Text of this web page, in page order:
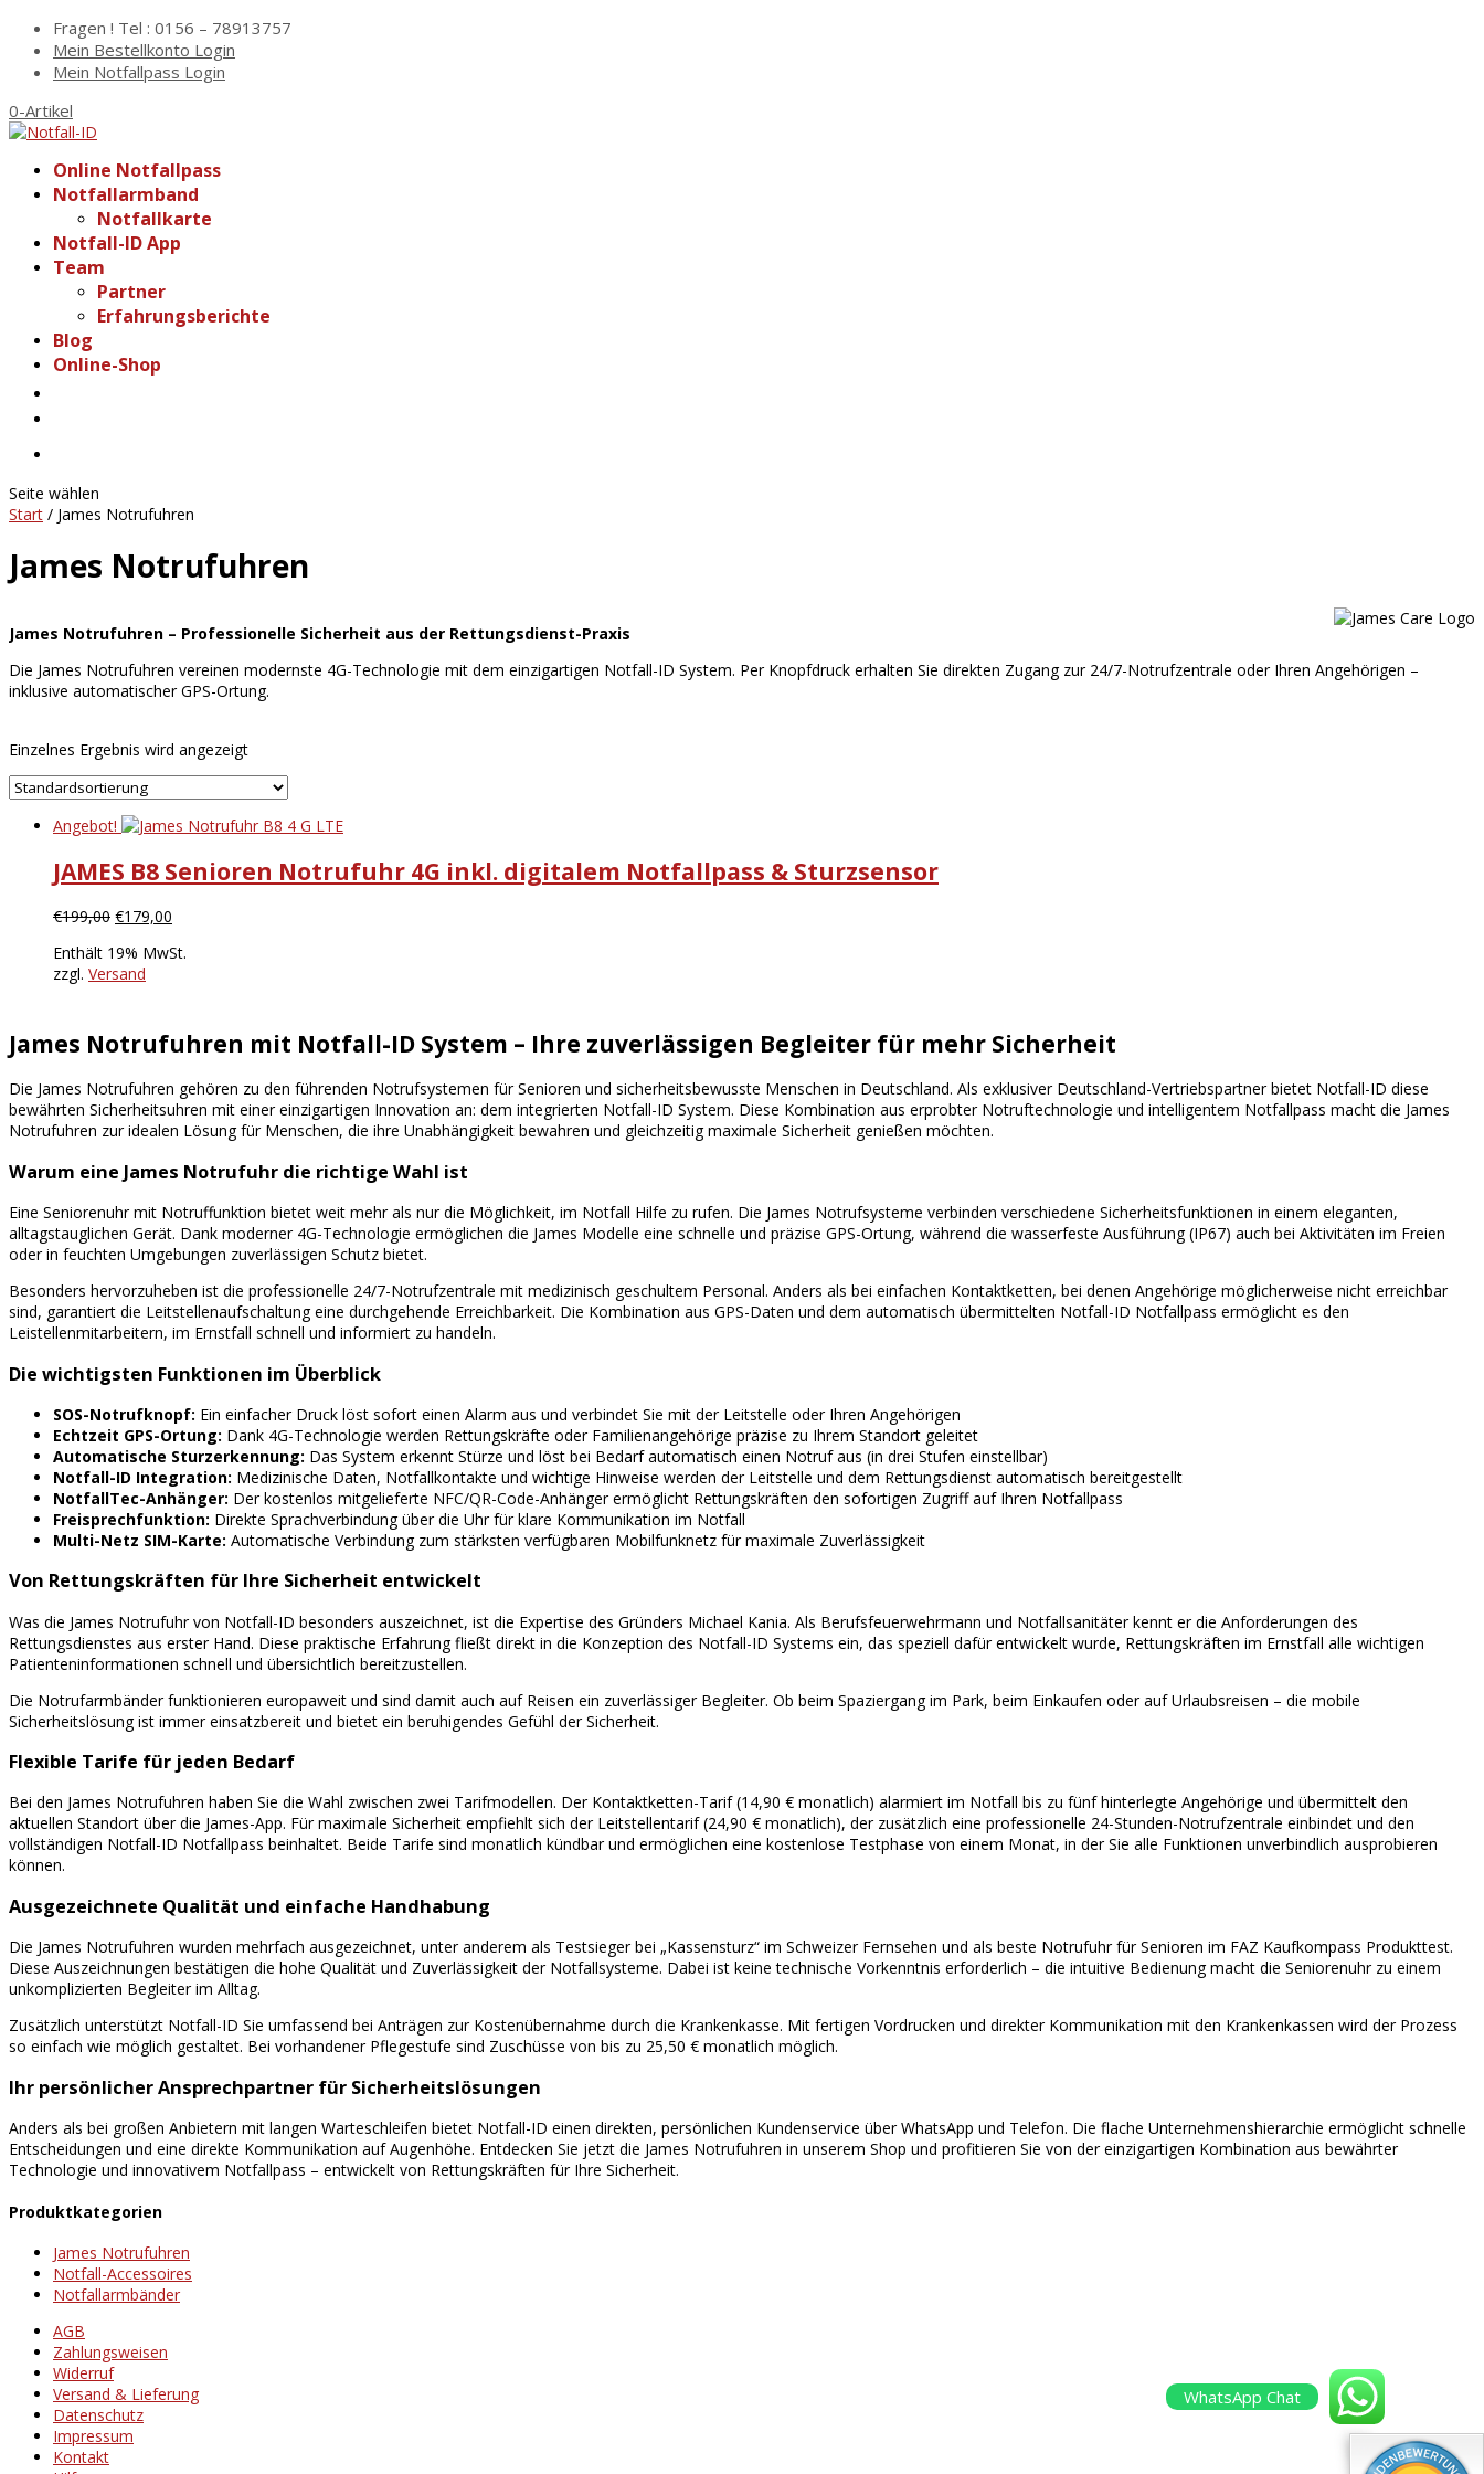
Fragen ! Tel : 0156 – 78913757
Mein Bestellkonto Login
Mein Notfallpass Login
0-Artikel
Online Notfallpass
Notfallarmband
Notfallkarte
Notfall-ID App
Team
Partner
Erfahrungsberichte
Blog
Online-Shop
Seite wählen
Start / James Notrufuhren
James Notrufuhren
James Notrufuhren – Professionelle Sicherheit aus der Rettungsdienst-Praxis
Die James Notrufuhren vereinen modernste 4G-Technologie mit dem einzigartigen Notfall-ID System. Per Knopfdruck erhalten Sie direkten Zugang zur 24/7-Notrufzentrale oder Ihren Angehörigen –
inklusive automatischer GPS-Ortung.
Einzelnes Ergebnis wird angezeigt
Angebot!
JAMES B8 Senioren Notrufuhr 4G inkl. digitalem Notfallpass & Sturzsensor
€199,00 Ursprünglicher
war:
€199,00
€179,00
ist:
Enthält 19% MwSt.
zzgl. Versand
James Notrufuhren mit Notfall-ID System – Ihre zuverlässigen Begleiter für mehr Sicherheit
Die James Notrufuhren gehören zu den führenden Notrufsystemen für Senioren und sicherheitsbewusste Menschen in Deutschland. Als exklusiver Deutschland-Vertriebspartner bietet Notfall-ID diese
bewährten Sicherheitsuhren mit einer einzigartigen Innovation an: dem integrierten Notfall-ID System. Diese Kombination aus erprobter Notruftechnologie und intelligentem Notfallpass macht die James
Notrufuhren zur idealen Lösung für Menschen, die ihre Unabhängigkeit bewahren und gleichzeitig maximale Sicherheit genießen möchten.
Warum eine James Notrufuhr die richtige Wahl ist
Eine Seniorenuhr mit Notruffunktion bietet weit mehr als nur die Möglichkeit, im Notfall Hilfe zu rufen. Die James Notrufsysteme verbinden verschiedene Sicherheitsfunktionen in einem eleganten,
alltagstauglichen Gerät. Dank moderner 4G-Technologie ermöglichen die James Modelle eine schnelle und präzise GPS-Ortung, während die wasserfeste Ausführung (IP67) auch bei Aktivitäten im Freien
oder in feuchten Umgebungen zuverlässigen Schutz bietet.
Besonders hervorzuheben ist die professionelle 24/7-Notrufzentrale mit medizinisch geschultem Personal. Anders als bei einfachen Kontaktketten, bei denen Angehörige möglicherweise nicht erreichbar
sind, garantiert die Leitstellenaufschaltung eine durchgehende Erreichbarkeit. Die Kombination aus GPS-Daten und dem automatisch übermittelten Notfall-ID Notfallpass ermöglicht es den
Leistellenmitarbeitern, im Ernstfall schnell und informiert zu handeln.
Die wichtigsten Funktionen im Überblick
SOS-Notrufknopf: Ein einfacher Druck löst sofort einen Alarm aus und verbindet Sie mit der Leitstelle oder Ihren Angehörigen
Echtzeit GPS-Ortung: Dank 4G-Technologie werden Rettungskräfte oder Familienangehörige präzise zu Ihrem Standort geleitet
Automatische Sturzerkennung: Das System erkennt Stürze und löst bei Bedarf automatisch einen Notruf aus (in drei Stufen einstellbar)
Notfall-ID Integration: Medizinische Daten, Notfallkontakte und wichtige Hinweise werden der Leitstelle und dem Rettungsdienst automatisch bereitgestellt
NotfallTec-Anhänger: Der kostenlos mitgelieferte NFC/QR-Code-Anhänger ermöglicht Rettungskräften den sofortigen Zugriff auf Ihren Notfallpass
Freisprechfunktion: Direkte Sprachverbindung über die Uhr für klare Kommunikation im Notfall
Multi-Netz SIM-Karte: Automatische Verbindung zum stärksten verfügbaren Mobilfunknetz für maximale Zuverlässigkeit
Von Rettungskräften für Ihre Sicherheit entwickelt
Was die James Notrufuhr von Notfall-ID besonders auszeichnet, ist die Expertise des Gründers Michael Kania. Als Berufsfeuerwehrmann und Notfallsanitäter kennt er die Anforderungen des
Rettungsdienstes aus erster Hand. Diese praktische Erfahrung fließt direkt in die Konzeption des Notfall-ID Systems ein, das speziell dafür entwickelt wurde, Rettungskräften im Ernstfall alle wichtigen
Patienteninformationen schnell und übersichtlich bereitzustellen.
Die Notrufarmbänder funktionieren europaweit und sind damit auch auf Reisen ein zuverlässiger Begleiter. Ob beim Spaziergang im Park, beim Einkaufen oder auf Urlaubsreisen – die mobile
Sicherheitslösung ist immer einsatzbereit und bietet ein beruhigendes Gefühl der Sicherheit.
Flexible Tarife für jeden Bedarf
Bei den James Notrufuhren haben Sie die Wahl zwischen zwei Tarifmodellen. Der Kontaktketten-Tarif (14,90 € monatlich) alarmiert im Notfall bis zu fünf hinterlegte Angehörige und übermittelt den
aktuellen Standort über die James-App. Für maximale Sicherheit empfiehlt sich der Leitstellentarif (24,90 € monatlich), der zusätzlich eine professionelle 24-Stunden-Notrufzentrale einbindet und den
vollständigen Notfall-ID Notfallpass beinhaltet. Beide Tarife sind monatlich kündbar und ermöglichen eine kostenlose Testphase von einem Monat, in der Sie alle Funktionen unverbindlich ausprobieren
können.
Ausgezeichnete Qualität und einfache Handhabung
Die James Notrufuhren wurden mehrfach ausgezeichnet, unter anderem als Testsieger bei „Kassensturz“ im Schweizer Fernsehen und als beste Notrufuhr für Senioren im FAZ Kaufkompass Produkttest.
Diese Auszeichnungen bestätigen die hohe Qualität und Zuverlässigkeit der Notfallsysteme. Dabei ist keine technische Vorkenntnis erforderlich – die intuitive Bedienung macht die Seniorenuhr zu einem
unkomplizierten Begleiter im Alltag.
Zusätzlich unterstützt Notfall-ID Sie umfassend bei Anträgen zur Kostenübernahme durch die Krankenkasse. Mit fertigen Vordrucken und direkter Kommunikation mit den Krankenkassen wird der Prozess
so einfach wie möglich gestaltet. Bei vorhandener Pflegestufe sind Zuschüsse von bis zu 25,50 € monatlich möglich.
Ihr persönlicher Ansprechpartner für Sicherheitslösungen
Anders als bei großen Anbietern mit langen Warteschleifen bietet Notfall-ID einen direkten, persönlichen Kundenservice über WhatsApp und Telefon. Die flache Unternehmenshierarchie ermöglicht schnelle
Entscheidungen und eine direkte Kommunikation auf Augenhöhe. Entdecken Sie jetzt die James Notrufuhren in unserem Shop und profitieren Sie von der einzigartigen Kombination aus bewährter
Technologie und innovativem Notfallpass – entwickelt von Rettungskräften für Ihre Sicherheit.
Produktkategorien
James Notrufuhren
Notfall-Accessoires
Notfallarmbänder
AGB
Zahlungsweisen
Widerruf
Versand & Lieferung
Datenschutz
Impressum
Kontakt
WhatsApp Chat